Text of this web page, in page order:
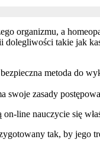
organizmu, a
dolegliwości takie jak
metoda do
swoje zasady
line nauczycie się
tak, by